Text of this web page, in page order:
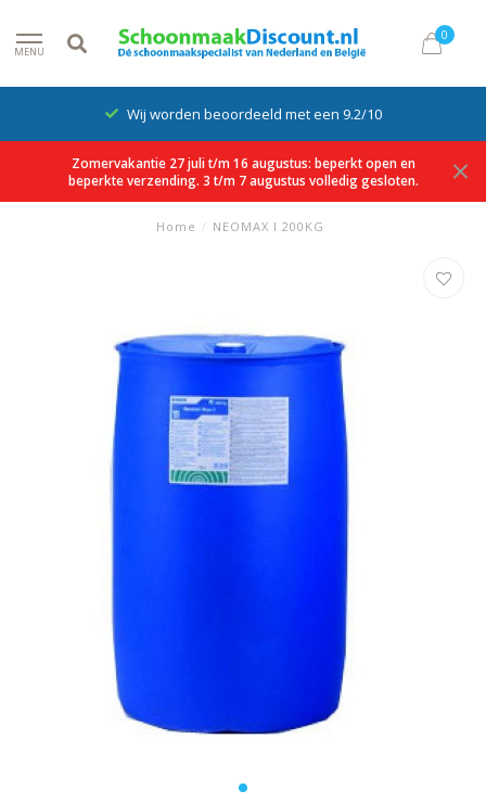
MENU
0
Wij worden beoordeeld met een 9.2/10
Zomervakantie 27 juli t/m 16 augustus: beperkt open en
beperkte verzending. 3 t/m 7 augustus volledig gesloten.
Home / NEOMAX I 200KG